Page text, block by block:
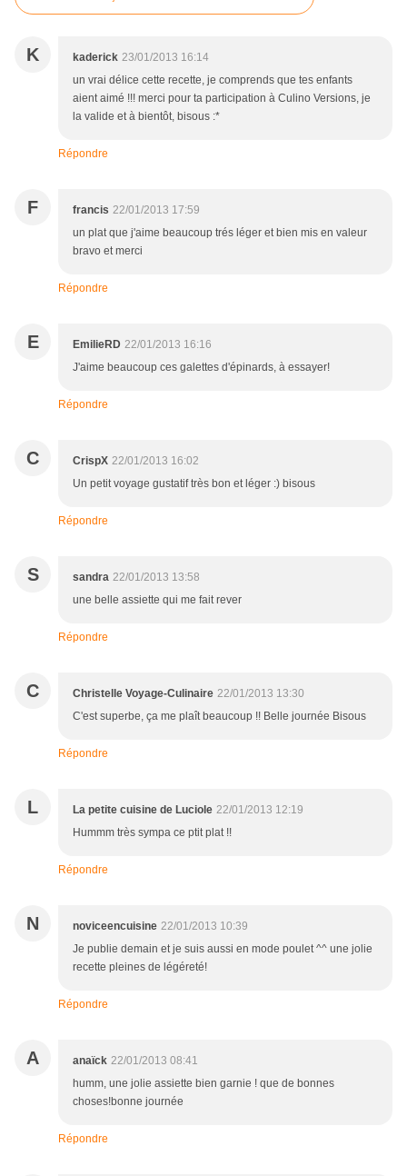
K kaderick 23/01/2013 16:14
un vrai délice cette recette, je comprends que tes enfants
aient aimé !!! merci pour ta participation à Culino Versions, je
la valide et à bientôt, bisous :*
Répondre
F francis 22/01/2013 17:59
un plat que j'aime beaucoup trés léger et bien mis en valeur
bravo et merci
Répondre
E EmilieRD 22/01/2013 16:16
J'aime beaucoup ces galettes d'épinards, à essayer!
Répondre
C CrispX 22/01/2013 16:02
Un petit voyage gustatif très bon et léger :) bisous
Répondre
S sandra 22/01/2013 13:58
une belle assiette qui me fait rever
Répondre
C Christelle Voyage-Culinaire 22/01/2013 13:30
C'est superbe, ça me plaît beaucoup !! Belle journée Bisous
Répondre
L La petite cuisine de Luciole 22/01/2013 12:19
Hummm très sympa ce ptit plat !!
Répondre
N noviceencuisine 22/01/2013 10:39
Je publie demain et je suis aussi en mode poulet ^^ une jolie
recette pleines de légéreté!
Répondre
A anaïck 22/01/2013 08:41
humm, une jolie assiette bien garnie ! que de bonnes
choses!bonne journée
Répondre